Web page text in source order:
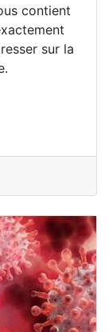
contient
sur la